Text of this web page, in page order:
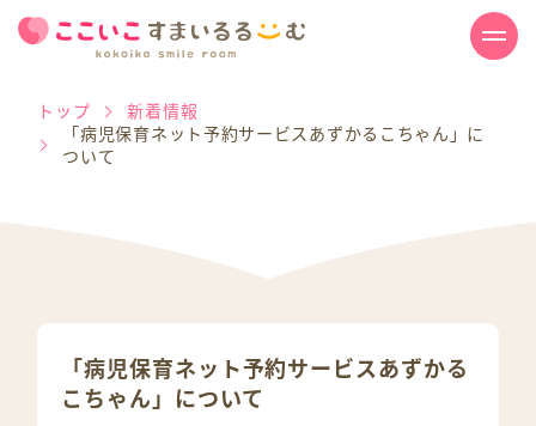
トップ
新着情報
「病児保育ネット予約サービスあずかるこちゃん」に
ついて
「病児保育ネット予約サービスあずかる
こちゃん」について